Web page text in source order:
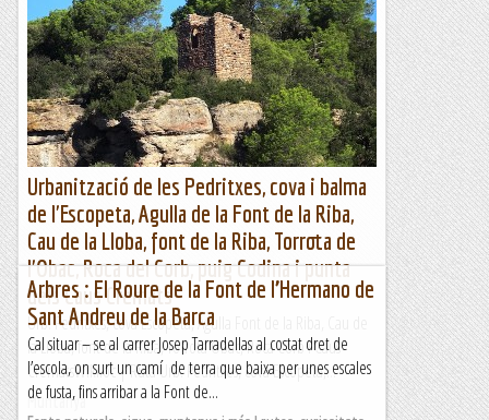
Urbanització de les Pedritxes, cova i balma
de l'Escopeta, Agulla de la Font de la Riba,
Cau de la Lloba, font de la Riba, Torrota de
l'Obac, Roca del Corb, puig Codina i punta
dels Caus Cremats
Urb. Pedritxes, cova Escopeta, Agulla Font de la Riba, Cau de
la Lloba, font de la Riba, Torrota Obac, Roca Corb i Caus
CrematsWikiloc | Ruta Urb. Pedritxes, cova Escopeta,...
Muntanya
Arbres : El Roure de la Font de l’Hermano de
Sant Andreu de la Barca
Cal situar – se al carrer Josep Tarradellas al costat dret de
l’escola, on surt un camí de terra que baixa per unes escales
de fusta, fins arribar a la Font de...